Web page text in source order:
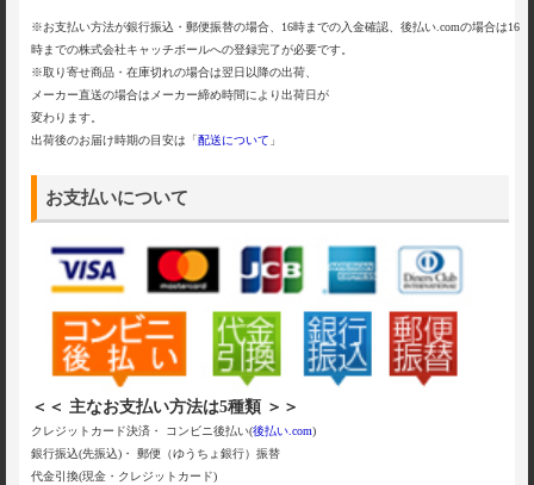
※お支払い方法が銀行振込・郵便振替の場合、16時までの入金確認、後払い.comの場合は16
時までの株式会社キャッチボールへの登録完了が必要です。
※取り寄せ商品・在庫切れの場合は翌日以降の出荷、
メーカー直送の場合はメーカー締め時間により出荷日が
変わります。
出荷後のお届け時期の目安は「配送について 」
お支払いについて
＜＜ 主なお支払い方法は5種類 ＞＞
クレジットカード決済・ コンビニ後払い(後払い.com)
銀行振込(先振込)・ 郵便（ゆうちょ銀行）振替
代金引換(現金・クレジットカード)